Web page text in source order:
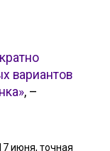
вариантов
, –
июня, точная